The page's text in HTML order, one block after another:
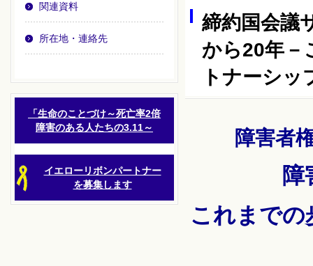
関連資料
所在地・連絡先
「生命のことづけ～死亡率2倍
障害のある人たちの3.11～
イエローリボンパートナー
を募集します
締約国会議
から20年－
トナーシッ
障害者
障
これまでの